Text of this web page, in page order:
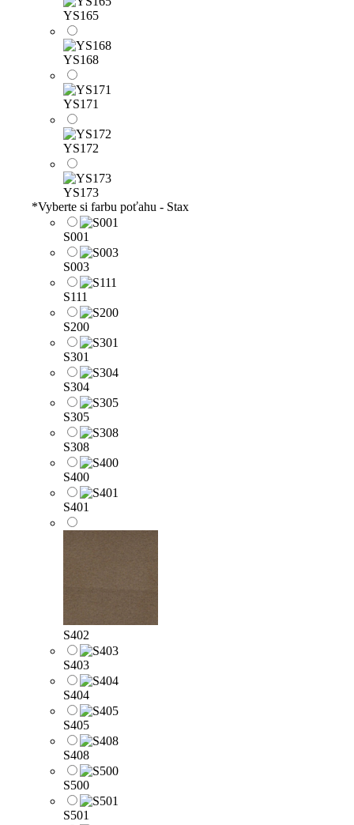
YS165
YS168
YS171
YS172
YS173
*Vyberte si farbu poťahu - Stax
S001
S003
S111
S200
S301
S304
S305
S308
S400
S401
S402
S403
S404
S405
S408
S500
S501